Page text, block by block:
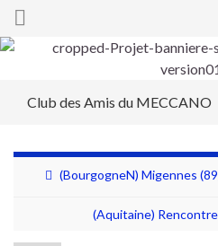
Search for:
Club des Amis du MECCANO
(BourgogneN) Migennes
(Aquitaine)